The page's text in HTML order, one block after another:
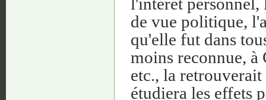
de vue politique,
qu'elle fut dans
moins reconnue, à
etc., la
étudiera les effets